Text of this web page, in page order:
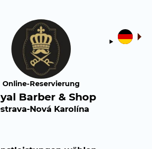
Online-Reservierung
Barber & Shop
Nová Karolína